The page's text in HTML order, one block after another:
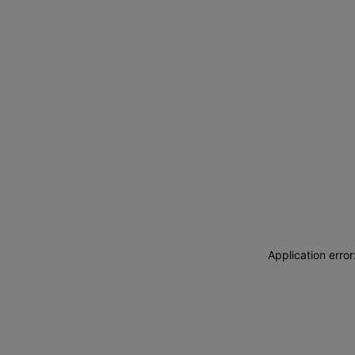
Application